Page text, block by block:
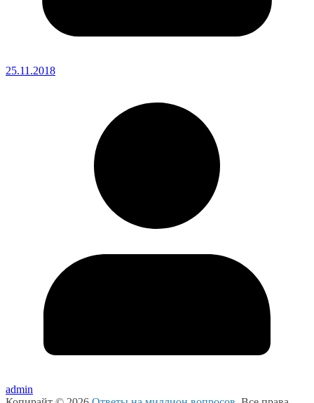
25.11.2018
admin